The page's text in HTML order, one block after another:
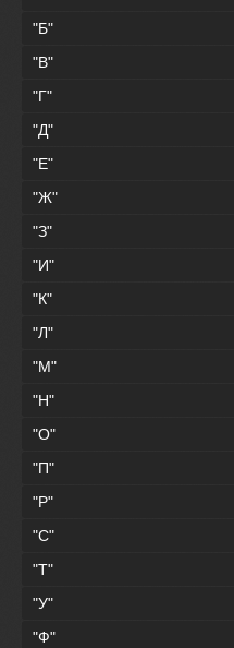
"Б"
"В"
"Г"
"Д"
"Е"
"Ж"
"З"
"И"
"К"
"Л"
"М"
"Н"
"О"
"П"
"Р"
"С"
"Т"
"У"
"Ф"